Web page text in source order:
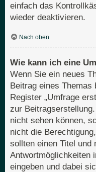
einfach das
wieder deaktivieren.
Nach oben
Wie kann ich eine
Wenn Sie ein neues
Beitrag eines Themas
Register „Umfrage
zur
nicht sehen können,
nicht die
sollten einen Titel und
Antwortmöglichkeiten
eingeben und dabei